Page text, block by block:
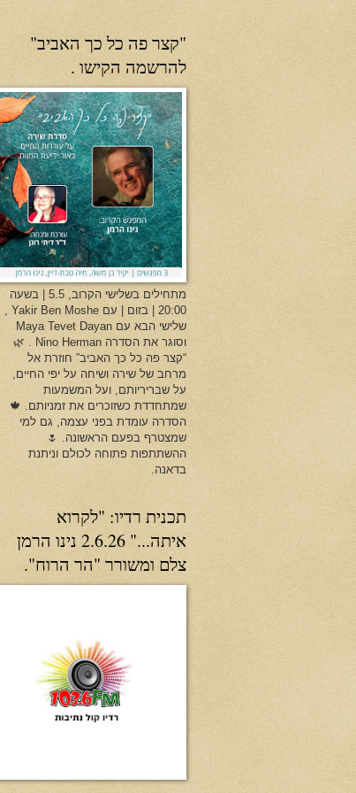
"קצר פה כל כך האביב"
להרשמה הקישו .
מתחילים בשלישי הקרוב, 5.5 | בשעה
20:00 | בזום | עם Yakir Ben Moshe ,
שלישי הבא עם Maya Tevet Dayan
וסוגר את הסדרה Nino Herman . 🌿
“קצר פה כל כך האביב” חוזרת אל
מרחב של שירה ושיחה על יפי החיים,
על שבריריותם, ועל המשמעות
שמתחדדת כשזוכרים את זמניותם. 🍁
הסדרה עומדת בפני עצמה, גם למי
שמצטרף בפעם הראשונה. 🌷
ההשתתפות פתוחה לכולם וניתנת
בדאנה.
תכנית רדיו: "לקרוא
איתה..." 2.6.26 נינו הרמן
צלם ומשורר "הר הרוח".